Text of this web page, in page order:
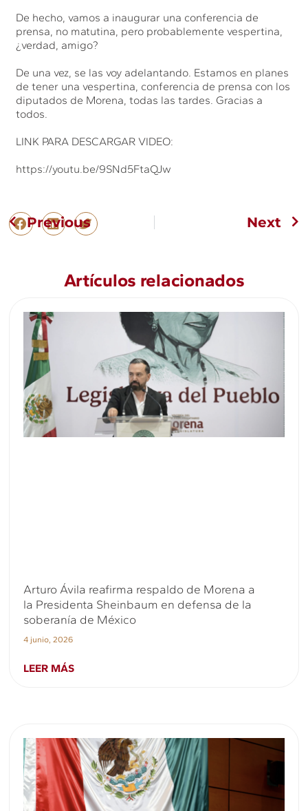
De hecho, vamos a inaugurar una conferencia de
prensa, no matutina, pero probablemente vespertina,
¿verdad, amigo?
De una vez, se las voy adelantando. Estamos en planes
de tener una vespertina, conferencia de prensa con los
diputados de Morena, todas las tardes. Gracias a
todos.
LINK PARA DESCARGAR VIDEO:
https://youtu.be/9SNd5FtaQJw
Previous Next
Artículos relacionados
Arturo Ávila reafirma respaldo de Morena a
la Presidenta Sheinbaum en defensa de la
soberanía de México
4 junio, 2026
LEER MÁS